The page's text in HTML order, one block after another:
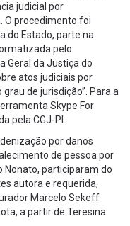
judicial por
O procedimento foi
do Estado, parte na
pelo
Geral da Justiça do
atos judiciais por
de jurisdição”. Para a
Skype For
pela CGJ-PI.
por danos
de pessoa por
Nonato, participaram do
autora e requerida,
Marcelo Sekeff
a partir de Teresina.